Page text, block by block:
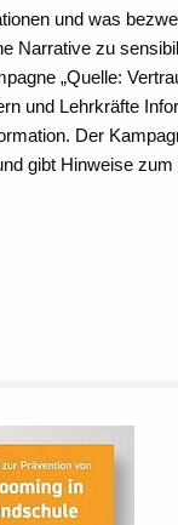
und was
Narrative zu
„Quelle:
und Lehrkräfte
Der
gibt Hinweise